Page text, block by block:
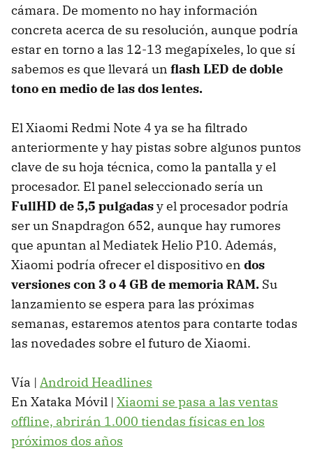
cámara. De momento no hay información
concreta acerca de su resolución, aunque podría
estar en torno a las 12-13 megapíxeles, lo que sí
sabemos es que llevará un flash LED de doble
tono en medio de las dos lentes.
El Xiaomi Redmi Note 4 ya se ha filtrado
anteriormente y hay pistas sobre algunos puntos
clave de su hoja técnica, como la pantalla y el
procesador. El panel seleccionado sería un
FullHD de 5,5 pulgadasy el procesador podría
ser un Snapdragon 652, aunque hay rumores
que apuntan al Mediatek Helio P10. Además,
Xiaomi podría ofrecer el dispositivo en dos
versiones con 3 o 4 GB de memoria RAM. Su
lanzamiento se espera para las próximas
semanas, estaremos atentos para contarte todas
las novedades sobre el futuro de Xiaomi.
Vía | Android Headlines
En Xataka Móvil | Xiaomi se pasa a las ventas
offline, abrirán 1.000 tiendas físicas en los
próximos dos años